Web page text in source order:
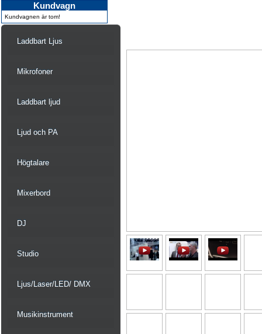
Kundvagn
Kundvagnen är tom!
Laddbart Ljus
Mikrofoner
Laddbart ljud
Ljud och PA
Högtalare
Mixerbord
DJ
Studio
Ljus/Laser/LED/ DMX
Musikinstrument